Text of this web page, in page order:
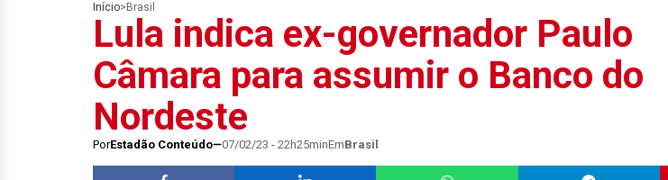
Início> Brasil
Lula indica ex-governador Paulo
Câmara para assumir o Banco do
Nordeste
PorEstadão Conteúdo 07/02/23 - 22h25minEmBrasil